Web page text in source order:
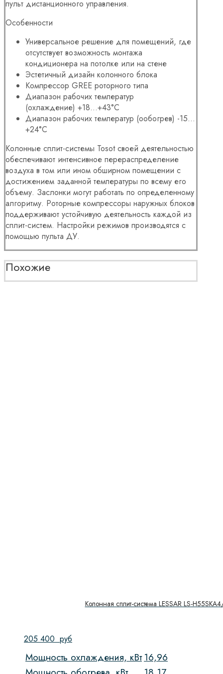
пульт дистанционного управления.
Особенности
Универсальное решение для помещений, где
отсутствует возможность монтажа
кондиционера на потолке или на стене
Эстетичный дизайн колонного блока
Компрессор GREE роторного типа
Диапазон рабочих температур
(охлаждение) +18…+43°C
Диапазон рабочих температур (ообогрев) -15…
+24°C
Колонные сплит-системы Tosot своей деятельностью
обеспечивают интенсивное перераспределение
воздуха в том или ином обширном помещении с
достижением заданной температуры по всему его
объему. Заслонки могут работать по определенному
алгоритму. Роторные компрессоры наружных блоков
поддерживают устойчивую деятельность каждой из
сплит-систем. Настройки режимов производятся с
помощью пульта ДУ.
Похожие
Колонная сплит-система LESSAR LS-
205 400 руб
Мощность охлаждения, кВт16,96